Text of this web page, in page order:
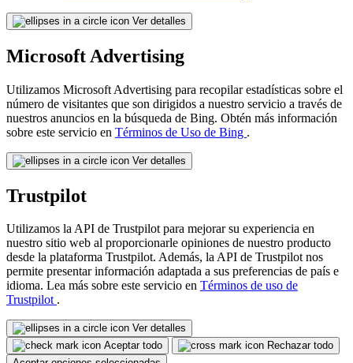
Ver detalles
Microsoft Advertising
Utilizamos Microsoft Advertising para recopilar estadísticas sobre el
número de visitantes que son dirigidos a nuestro servicio a través de
nuestros anuncios en la búsqueda de Bing. Obtén más información
sobre este servicio en Términos de Uso de Bing .
Ver detalles
Trustpilot
Utilizamos la API de Trustpilot para mejorar su experiencia en
nuestro sitio web al proporcionarle opiniones de nuestro producto
desde la plataforma Trustpilot. Además, la API de Trustpilot nos
permite presentar información adaptada a sus preferencias de país e
idioma. Lea más sobre este servicio en Términos de uso de
Trustpilot .
Ver detalles
Aceptar todo
Rechazar todo